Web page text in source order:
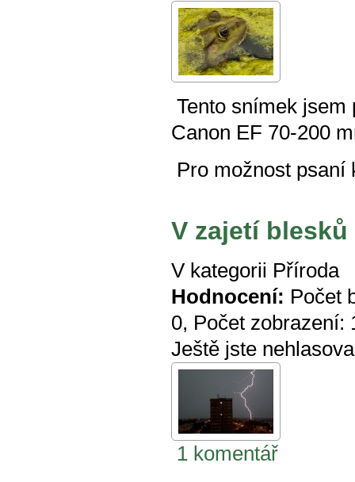
Tento snímek
Canon EF 70-200
Pro možnost
V zajetí blesků
V kategorii Příroda
Hodnocení: Počet
0, Počet zobrazení:
Ještě jste
1 komentář